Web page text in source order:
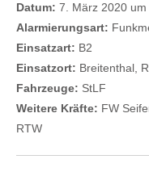
Datum: 7. März 2020
Alarmierungsart:
Einsatzart: B2
Einsatzort: Breitenthal,
Fahrzeuge: StLF
Weitere Kräfte: FW
RTW